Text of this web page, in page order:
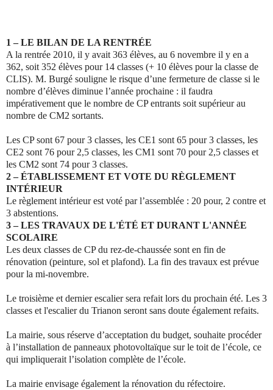
1 – LE BILAN DE LA RENTRÉE
A la rentrée 2010, il y avait 363 élèves, au 6 novembre il y en a
362, soit 352 élèves pour 14 classes (+ 10 élèves pour la classe de
CLIS). M. Burgé souligne le risque d’une fermeture de classe si le
nombre d’élèves diminue l’année prochaine : il faudra
impérativement que le nombre de CP entrants soit supérieur au
nombre de CM2 sortants.
Les CP sont 67 pour 3 classes, les CE1 sont 65 pour 3 classes, les
CE2 sont 76 pour 2,5 classes, les CM1 sont 70 pour 2,5 classes et
les CM2 sont 74 pour 3 classes.
2 – ÉTABLISSEMENT ET VOTE DU RÈGLEMENT
INTÉRIEUR
Le règlement intérieur est voté par l’assemblée : 20 pour, 2 contre et
3 abstentions.
3 – LES TRAVAUX DE L'ÉTÉ ET DURANT L'ANNÉE
SCOLAIRE
Les deux classes de CP du rez-de-chaussée sont en fin de
rénovation (peinture, sol et plafond). La fin des travaux est prévue
pour la mi-novembre.
Le troisième et dernier escalier sera refait lors du prochain été. Les 3
classes et l'escalier du Trianon seront sans doute également refaits.
La mairie, sous réserve d’acceptation du budget, souhaite procéder
à l’installation de panneaux photovoltaïque sur le toit de l’école, ce
qui impliquerait l’isolation complète de l’école.
La mairie envisage également la rénovation du réfectoire.